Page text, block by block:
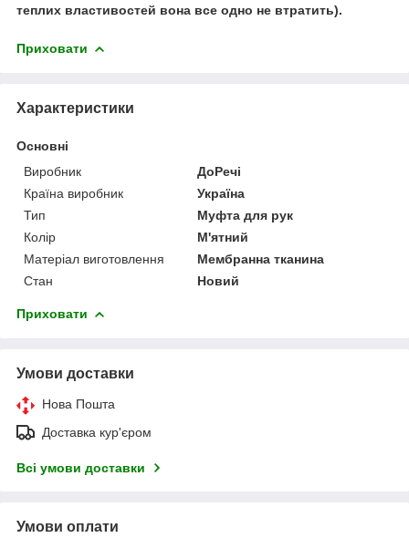
теплих властивостей вона все одно не втратить).
Приховати
Характеристики
Основні
Виробник
ДоРечі
Країна виробник
Україна
Тип
Муфта для рук
Колір
М'ятний
Матеріал виготовлення
Мембранна тканина
Стан
Новий
Приховати
Умови доставки
Нова Пошта
Доставка кур'єром
Всі умови доставки
Умови оплати